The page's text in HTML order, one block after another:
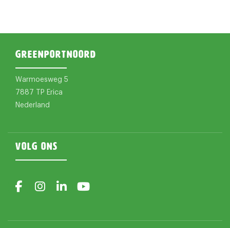
Greenportnoord
Warmoesweg 5
7887 TP Erica
Nederland
Volg ons